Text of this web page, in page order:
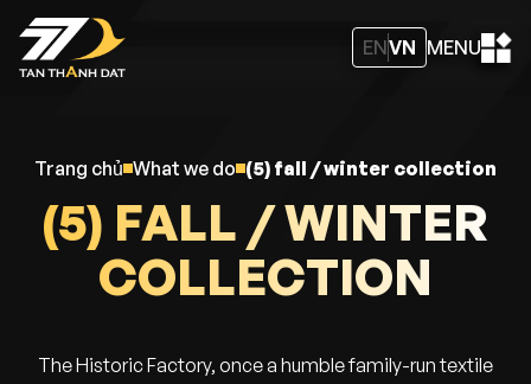
ENVN MENU
trang chủ what we do (5) fall / winter collection
(5) FALL / WINTER
COLLECTION
The Historic Factory, once a humble family-run textile